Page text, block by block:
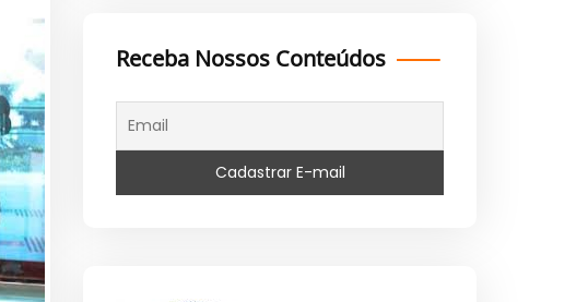
Receba Nossos Conteúdos